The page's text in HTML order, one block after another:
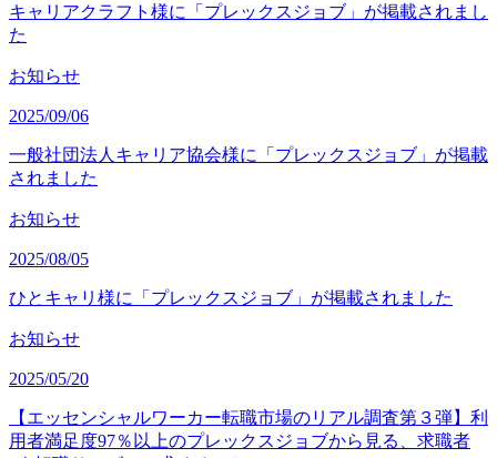
キャリアクラフト様に「プレックスジョブ」が掲載されまし
た
お知らせ
2025/09/06
一般社団法人キャリア協会様に「プレックスジョブ」が掲載
されました
お知らせ
2025/08/05
ひとキャリ様に「プレックスジョブ」が掲載されました
お知らせ
2025/05/20
【エッセンシャルワーカー転職市場のリアル調査第３弾】利
用者満足度97％以上のプレックスジョブから見る、求職者